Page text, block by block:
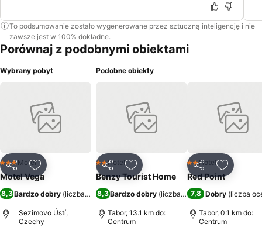
To podsumowanie zostało wygenerowane przez sztuczną inteligencję i nie
zawsze jest w 100% dokładne.
Porównaj z podobnymi obiektami
Wybrany pobyt
UdostępnijDodaj do ulubionych
3 Kategoria
Motel
Motel Vega
8,3Bardzo dobry (liczba ocen: 243)
Sezimovo Ústí,
Czechy
Podobne obiekty
UdostępnijDodaj do ulubionych
2 Kategoria
Hotel
Benzy Tourist Home
8,3Bardzo dobry (liczba ocen: 94)
Tabor, 13.1 km do:
Centrum
UdostępnijDodaj
2 Kategoria
Hotel
Red Point
7,8 Dobry (liczba
Tabor, 0.1 km do:
Centrum